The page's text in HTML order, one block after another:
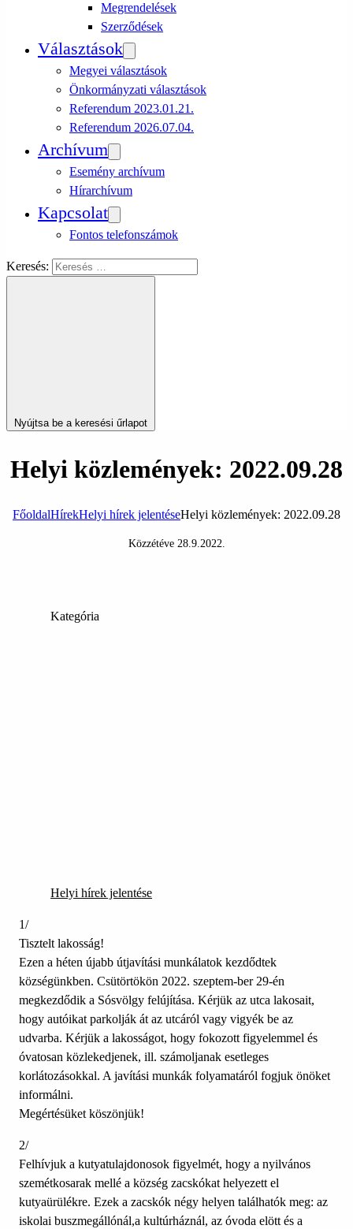
Megrendelések
Szerződések
Választások
Megyei választások
Önkormányzati választások
Referendum 2023.01.21.
Referendum 2026.07.04.
Archívum
Esemény archívum
Hírarchívum
Kapcsolat
Fontos telefonszámok
Keresés:
Nyújtsa be a keresési űrlapot
Helyi közlemények: 2022.09.28
FőoldalHírekHelyi hírek jelentéseHelyi közlemények: 2022.09.28
Közzétéve 28.9.2022
Kategória
Helyi hírek jelentése
1/
Tisztelt lakosság!
Ezen a héten újabb útjavítási munkálatok kezdődtek
községünkben. Csütörtökön 2022. szeptem-ber 29-én
megkezdődik a Sósvölgy felújítása. Kérjük az utca lakosait,
hogy autóikat parkolják át az utcáról vagy vigyék be az
udvarba. Kérjük a lakosságot, hogy fokozott figyelemmel és
óvatosan közlekedjenek, ill. számoljanak esetleges
korlátozásokkal. A javítási munkák folyamatáról fogjuk önöket
informálni.
Megértésüket köszönjük!
2/
Felhívjuk a kutyatulajdonosok figyelmét, hogy a nyilvános
szemétkosarak mellé a község zacskókat helyezett el
kutyaürülékre. Ezek a zacskók négy helyen találhatók meg: az
iskolai buszmegállónál,a kultúrháznál, az óvoda elött és a